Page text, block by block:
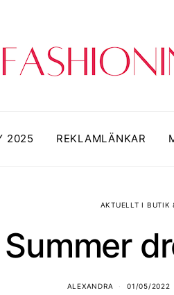
2025 REKLAMLÄNKAR
AKTUELLT I BUTIK
Summer
ALEXANDRA 01/05/2022